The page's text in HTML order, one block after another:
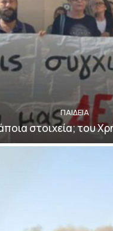
ΠΑΙΔΕΙΑ
στοιχεία; του